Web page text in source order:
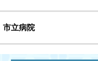
市立病院